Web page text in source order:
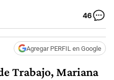
46
Agregar PERFIL en Google
Trabajo, Mariana